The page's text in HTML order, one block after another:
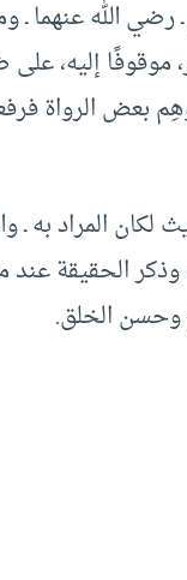
رضي الله عنهما
موقوفًا إليه،
بعض الرواة
المراد به ـ
وذكر الحقيقة
وحسن الخلق.